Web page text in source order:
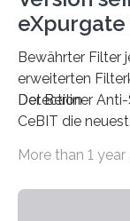
eXpurgate
Bewährter Filter
erweiterten
Detection
Der Berliner
CeBIT die
und ISPs weist
More than 1 year